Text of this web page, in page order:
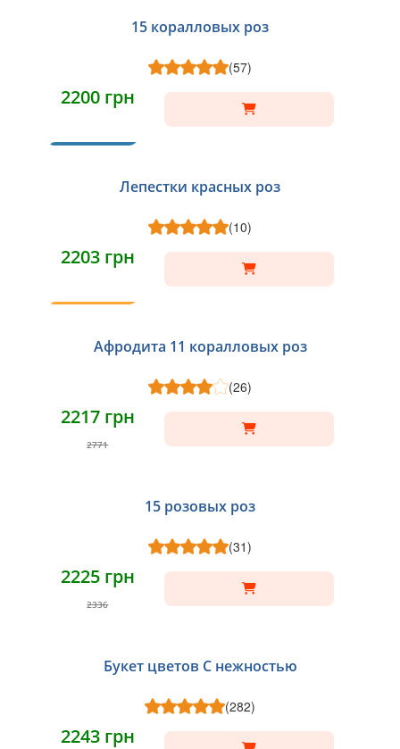
15 коралловых роз
(57)
2200 грн
Лепестки красных роз
(10)
2203 грн
Афродита 11 коралловых роз
(26)
2217 грн
2771
15 розовых роз
(31)
2225 грн
2336
Букет цветов С нежностью
(282)
2243 грн